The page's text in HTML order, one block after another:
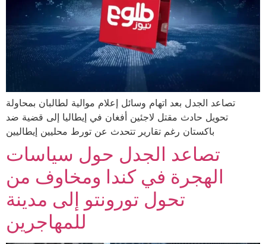
تصاعد الجدل بعد اتهام وسائل إعلام موالية لطالبان بمحاولة
تحويل حادث مقتل لاجئين أفغان في إيطاليا إلى قضية ضد
باكستان رغم تقارير تتحدث عن تورط محليين إيطاليين
تصاعد الجدل حول سياسات
الهجرة في كندا ومخاوف من
تحول تورونتو إلى مدينة
للمهاجرين